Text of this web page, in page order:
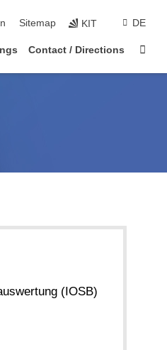
Sitemap KIT DE
Contact / Directions
(IOSB)